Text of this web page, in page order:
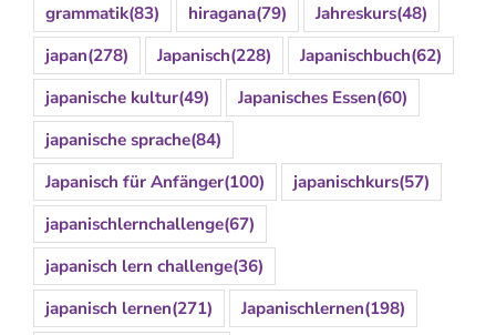
grammatik(83) hiragana(79) Jahreskurs(48)
japan(278) Japanisch(228) Japanischbuch(62)
japanische kultur(49) Japanisches Essen(60)
japanische sprache(84)
Japanisch für Anfänger(100) japanischkurs(57)
japanischlernchallenge(67)
japanisch lern challenge(36)
japanisch lernen(271) Japanischlernen(198)